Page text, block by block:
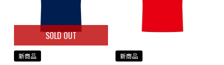
SOLD OUT
新商品 新商品